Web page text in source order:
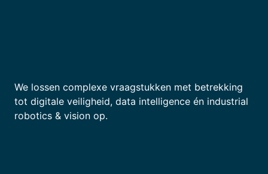
We lossen complexe vraagstukken met betrekking
tot digitale veiligheid, data intelligence én industrial
robotics & vision op.